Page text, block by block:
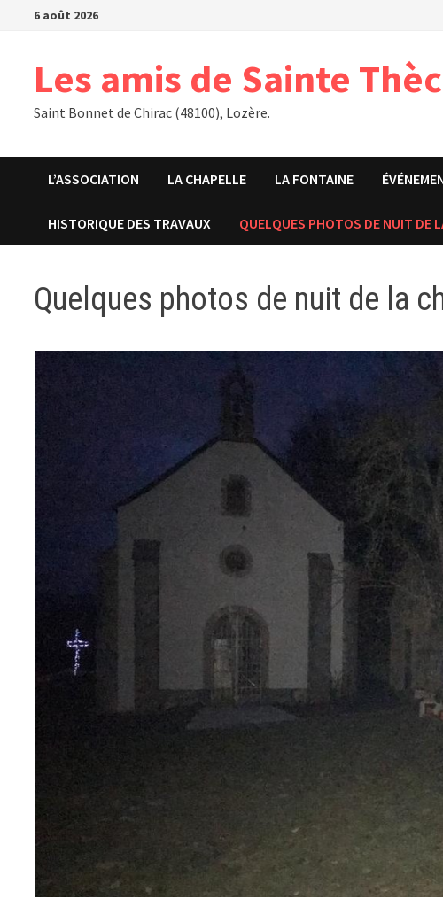
Passer6 août 2026
Les amis de Sainte
Saint Bonnet de Chirac (48100), Lozère.
L’ASSOCIATION LA CHAPELLE LA FONTAINE
HISTORIQUE DES TRAVAUX QUELQUES PHOTOS DE NUIT DE
Quelques photos de nuit de la